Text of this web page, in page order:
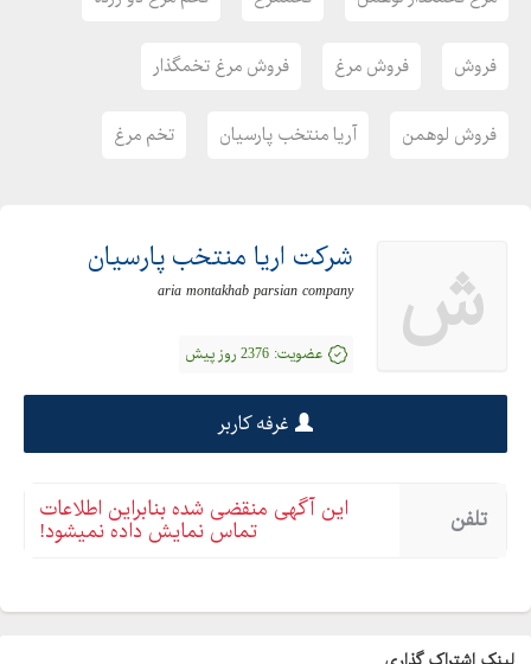
فروش فروش مرغ فروش مرغ تخمگذار
فروش لوهمن آریا منتخب پارسیان تخم مرغ
ش شرکت اریا منتخب پارسیان
aria montakhab parsian company
عضویت: 2376 روز پیش
غرفه کاربر
تلفن این آگهی منقضی شده بنابراین اطلاعات
تماس نمایش داده نمیشود!